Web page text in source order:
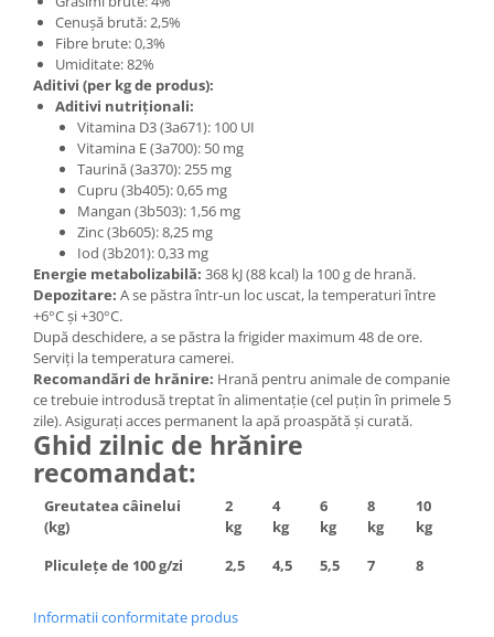
Cenușă brută: 2,5%
Fibre brute: 0,3%
Umiditate: 82%
Aditivi (per kg de produs):
Aditivi nutriționali:
Vitamina D3 (3a671): 100 UI
Vitamina E (3a700): 50 mg
Taurină (3a370): 255 mg
Cupru (3b405): 0,65 mg
Mangan (3b503): 1,56 mg
Zinc (3b605): 8,25 mg
Iod (3b201): 0,33 mg
Energie metabolizabilă: 368 kJ (88 kcal) la 100 g de hrană.
Depozitare: A se păstra într-un loc uscat, la temperaturi între
+6°C și +30°C.
După deschidere, a se păstra la frigider maximum 48 de ore.
Serviți la temperatura camerei.
Recomandări de hrănire: Hrană pentru animale de companie
ce trebuie introdusă treptat în alimentație (cel puțin în primele 5
zile). Asigurați acces permanent la apă proaspătă și curată.
Ghid zilnic de hrănire
recomandat:
Greutatea câinelui
(kg)
2
kg
4
kg
6
kg
8
kg
10
kg
Pliculețe de 100 g/zi
2,5 4,5 5,5 7 8
Informatii conformitate produs